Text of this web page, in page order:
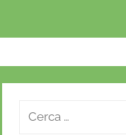
Ricerca